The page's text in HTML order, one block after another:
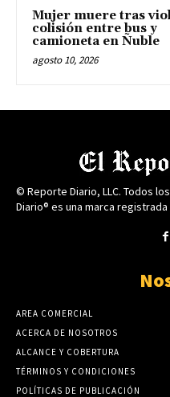
Mujer muere tras
colisión entre bus y
camioneta en Ñuble
agosto 10, 2026
© Reporte Diario, LLC. Todos
Diario® es una marca registrada
AREA COMERCIAL
ACERCA DE NOSOTROS
ALCANCE Y COBERTURA
TÉRMINOS Y CONDICIONES
POLÍTICAS DE PUBLICACIÓN